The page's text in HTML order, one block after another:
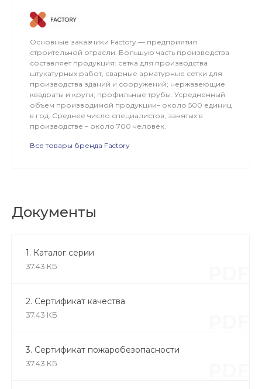
Основные заказчики Factory — предприятия
строительной отрасли. Большую часть производства
составляет продукция: сетка для производства
штукатурных работ, сварные арматурные сетки для
производства зданий и сооружений; нержавеющие
квадраты и круги; профильные трубы. Усредненный
объем производимой продукции– около 500 единиц
в год. Среднее число специалистов, занятых в
производстве – около 700 человек.
Все товары бренда Factory
Документы
1. Каталог серии
37.43 КБ
2. Сертификат качества
37.43 КБ
3. Сертификат пожаробезопасности
37.43 КБ